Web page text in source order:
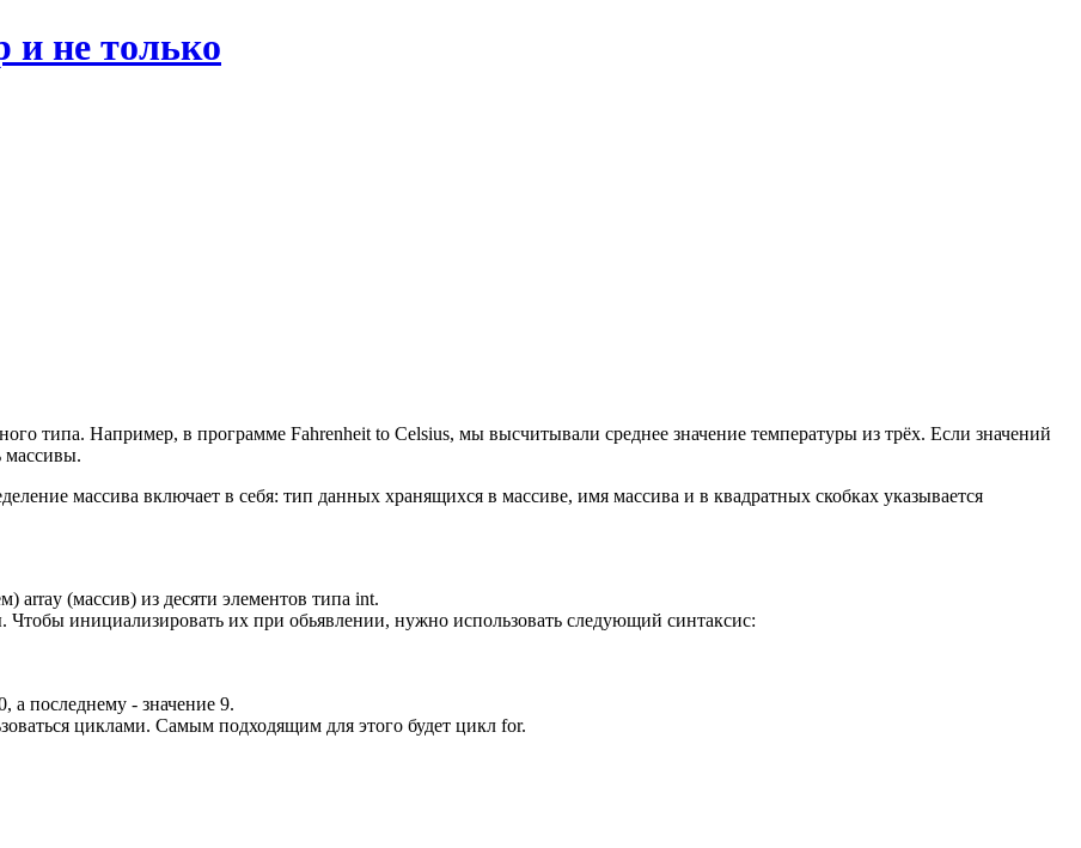
и не только
типа. Например, в программе Fahrenheit to Celsius, мы высчитывали среднее значение температуры из трёх. Если значений
массивы.
массива включает в себя: тип данных хранящихся в массиве, имя массива и в квадратных скобках указывается
array (массив) из десяти элементов типа int.
инициализировать их при обьявлении, нужно использовать следующий синтаксис:
а последнему - значение 9.
циклами. Самым подходящим для этого будет цикл for.